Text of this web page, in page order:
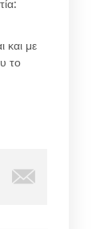
και με
το